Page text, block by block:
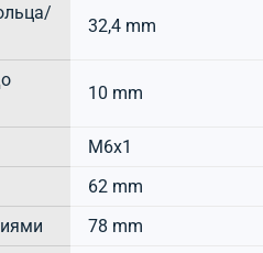
32,4 mm
10 mm
M6x1
62 mm
78 mm